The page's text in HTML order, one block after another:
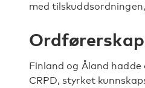
med
Finland og Åland
CRPD, styrket